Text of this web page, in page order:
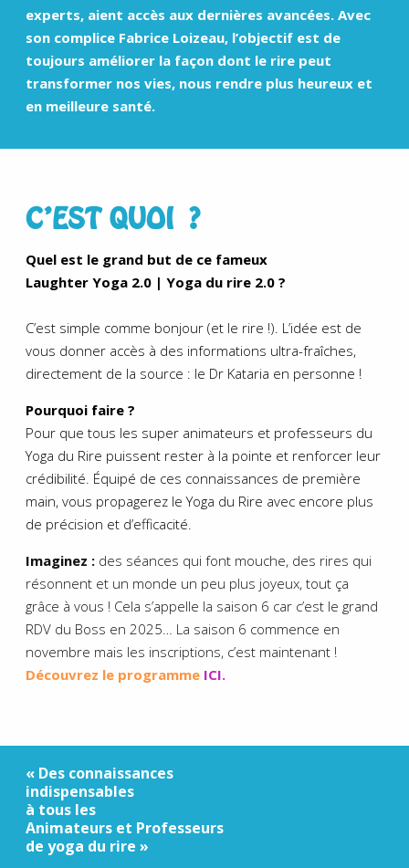
experts, aient accès aux dernières avancées. Avec
son complice Fabrice Loizeau, l’objectif est de
toujours améliorer la façon dont le rire peut
transformer nos vies, nous rendre plus heureux et
en meilleure santé.
C’EST QUOI ?
Quel est le grand but de ce fameux
Laughter Yoga 2.0 | Yoga du rire 2.0 ?
C’est simple comme bonjour (et le rire !). L’idée est de
vous donner accès à des informations ultra-fraîches,
directement de la source : le Dr Kataria en personne !
Pourquoi faire ?
Pour que tous les super animateurs et professeurs du
Yoga du Rire puissent rester à la pointe et renforcer leur
crédibilité. Équipé de ces connaissances de première
main, vous propagerez le Yoga du Rire avec encore plus
de précision et d’efficacité.
Imaginez :des séances qui font mouche, des rires qui
résonnent et un monde un peu plus joyeux, tout ça
grâce à vous ! Cela s’appelle la saison 6 car c’est le grand
RDV du Boss en 2025… La saison 6 commence en
novembre mais les inscriptions, c’est maintenant !
Découvrez le programmeICI.
« Des connaissances
indispensables
à tous les
Animateurs et Professeurs
de yoga du rire »